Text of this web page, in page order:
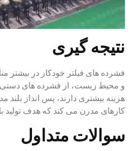
نتیجه گیری
فشرده های فیلتر خودکار در بیشتر
و محیط زیست، از فشرده های دستی
هزینه بیشتری دارند، پس انداز
کارهای مدرن می کند که هدف تولید
سوالات متداول